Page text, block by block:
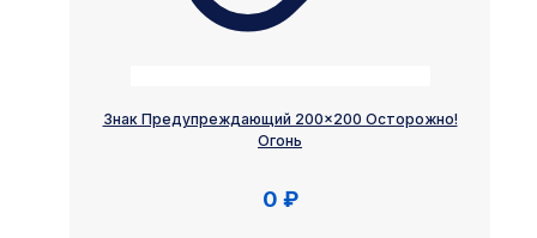
Знак Предупреждающий 200×200 Осторожно!
Огонь
0 ₽